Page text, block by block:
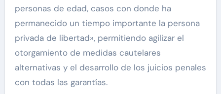
personas de edad, casos con donde ha
permanecido un tiempo importante la persona
privada de libertad», permitiendo agilizar el
otorgamiento de medidas cautelares
alternativas y el desarrollo de los juicios penales
con todas las garantías.